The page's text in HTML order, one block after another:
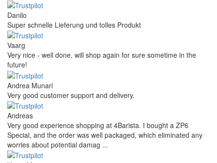
Danilo
Super schnelle Lieferung und tolles Produkt
Vaarg
Very nice - well done, will shop again for sure sometime in the
future!
Andrea Munari
Very good customer support and delivery.
Andreas
Very good experience shopping at 4Barista. I bought a ZP6
Special, and the order was well packaged, which eliminated any
worries about potential damag ...